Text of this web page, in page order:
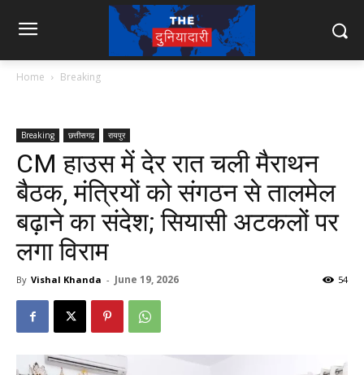
Home Breaking
Breaking छत्तीसगढ़ रायपुर
CM हाउस में देर रात चली मैराथन
बैठक, मंत्रियों को संगठन से तालमेल
बढ़ाने का संदेश; सियासी अटकलों पर
लगा विराम
By Vishal Khanda - June 19, 2026 54